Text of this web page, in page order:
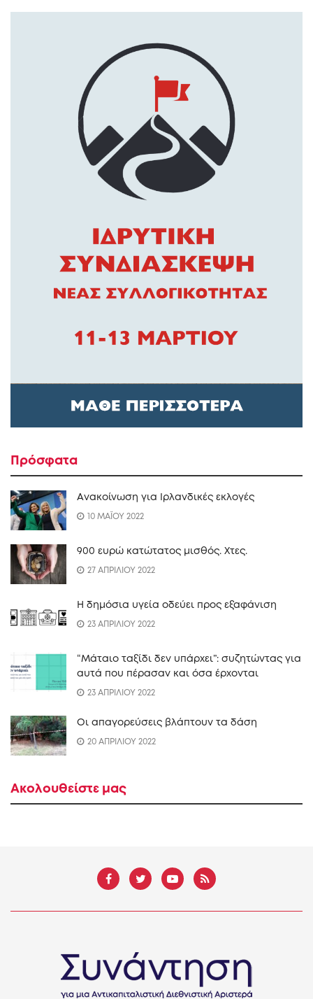
Πρόσφατα
Ανακοίνωση για Ιρλανδικές εκλογές
10 ΜΑΪΟΥ 2022
900 ευρώ κατώτατος μισθός. Xτες.
27 ΑΠΡΙΛΙΟΥ 2022
Η δημόσια υγεία οδεύει προς εξαφάνιση
23 ΑΠΡΙΛΙΟΥ 2022
“Mάταιο ταξίδι δεν υπάρχει”: συζητώντας για
αυτά που πέρασαν και όσα έρχονται
23 ΑΠΡΙΛΙΟΥ 2022
Οι απαγορεύσεις βλάπτουν τα δάση
20 ΑΠΡΙΛΙΟΥ 2022
Ακολουθείστε μας